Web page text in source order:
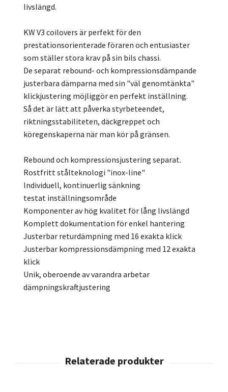
livslängd.
KW V3 coilovers är perfekt för den
prestationsorienterade föraren och entusiaster
som ställer stora krav på sin bils chassi.
De separat rebound- och kompressionsdämpande
justerbara dämparna med sin "väl genomtänkta"
klickjustering möjliggör en perfekt inställning.
Så det är lätt att påverka styrbeteendet,
riktningsstabiliteten, däckgreppet och
köregenskaperna när man kör på gränsen.
Rebound och kompressionsjustering separat.
Rostfritt stålteknologi "inox-line"
Individuell, kontinuerlig sänkning
testat inställningsområde
Komponenter av hög kvalitet för lång livslängd
Komplett dokumentation för enkel hantering
Justerbar returdämpning med 16 exakta klick
Justerbar kompressionsdämpning med 12 exakta
klick
Unik, oberoende av varandra arbetar
dämpningskraftjustering